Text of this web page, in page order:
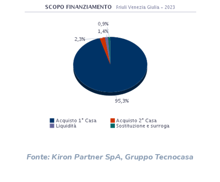
Fonte: Kiron Partner SpA, Gruppo Tecnocasa